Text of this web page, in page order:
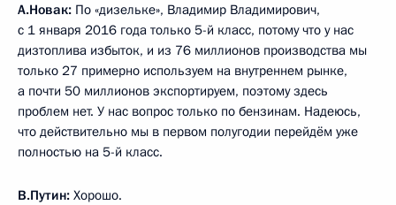
А.Новак: По «дизельке», Владимир Владимирович,
с 1 января 2016 года только 5-й класс, потому что у нас
дизтоплива избыток, и из 76 миллионов производства мы
только 27 примерно используем на внутреннем рынке,
а почти 50 миллионов экспортируем, поэтому здесь
проблем нет. У нас вопрос только по бензинам. Надеюсь,
что действительно мы в первом полугодии перейдём уже
полностью на 5-й класс.
В.Путин: Хорошо.